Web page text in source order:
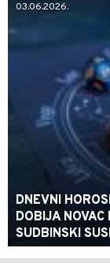
03.06.2026.
DNEVNI
DOBIJA NOVAC
SUDBINSKI